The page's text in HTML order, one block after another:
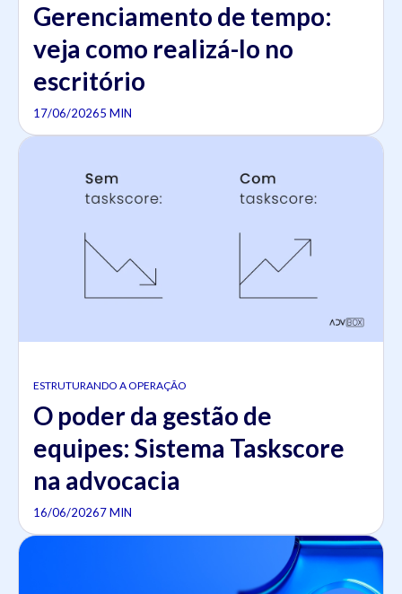
Gerenciamento de tempo:
veja como realizá-lo no
escritório
17/06/20265 MIN
ESTRUTURANDO A OPERAÇÃO
O poder da gestão de
equipes: Sistema Taskscore
na advocacia
16/06/20267 MIN